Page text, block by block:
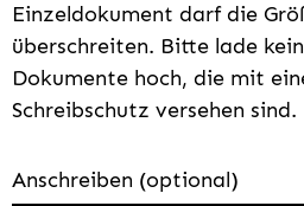
Einzeldokument darf die
überschreiten. Bitte lade
Dokumente hoch, die mit
Schreibschutz versehen sind.
Anschreiben (optional)